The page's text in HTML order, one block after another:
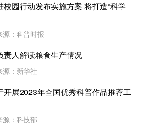
园行动发布实施方案 将打造“科学
源：科普时报
责人解读粮食生产情况
源：新华社
开展2023年全国优秀科普作品推荐工
源：科技部